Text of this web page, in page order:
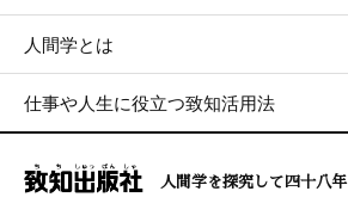
人間学とは
仕事や人生に役立つ致知活用法
人間学を探究して四十八年